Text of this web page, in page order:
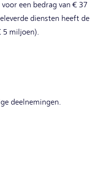
een bedrag van € 37
diensten heeft de
5 miljoen).
deelnemingen.